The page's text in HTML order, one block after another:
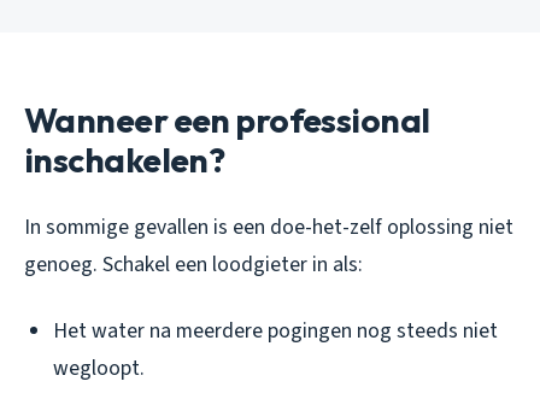
Wanneer een professional
inschakelen?
In sommige gevallen is een doe-het-zelf oplossing niet
genoeg. Schakel een loodgieter in als:
Het water na meerdere pogingen nog steeds niet
wegloopt.